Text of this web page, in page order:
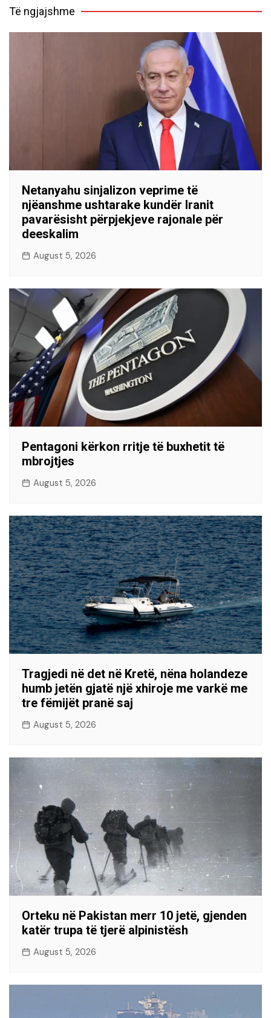
Të ngjajshme
Netanyahu sinjalizon veprime të
njëanshme ushtarake kundër Iranit
pavarësisht përpjekjeve rajonale për
deeskalim
August 5, 2026
Pentagoni kërkon rritje të buxhetit të
mbrojtjes
August 5, 2026
Tragjedi në det në Kretë, nëna holandeze
humb jetën gjatë një xhiroje me varkë me
tre fëmijët pranë saj
August 5, 2026
Orteku në Pakistan merr 10 jetë, gjenden
katër trupa të tjerë alpinistësh
August 5, 2026